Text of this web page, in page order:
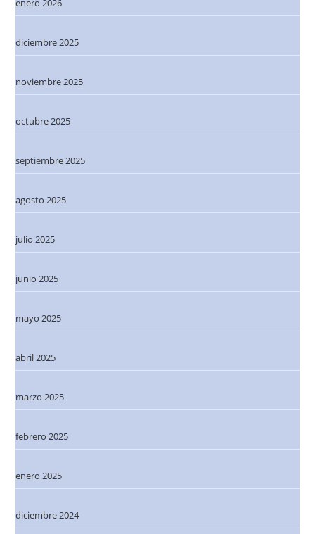
enero 2026
diciembre 2025
noviembre 2025
octubre 2025
septiembre 2025
agosto 2025
julio 2025
junio 2025
mayo 2025
abril 2025
marzo 2025
febrero 2025
enero 2025
diciembre 2024